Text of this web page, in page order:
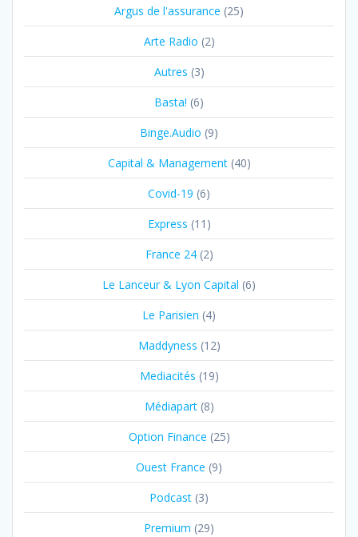
Argus de l'assurance (25)
Arte Radio (2)
Autres (3)
Basta! (6)
Binge.Audio (9)
Capital & Management(40)
Covid-19 (6)
Express (11)
France 24(2)
Le Lanceur & Lyon Capital (6)
Le Parisien (4)
Maddyness (12)
Mediacités (19)
Médiapart(8)
Option Finance (25)
Ouest France (9)
Podcast (3)
Premium (29)